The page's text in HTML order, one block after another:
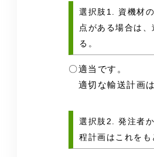
選択肢1. 資機材
点がある場合は
る。
〇適当です。
適切な輸送計画
選択肢2. 発注者
程計画はこれをも